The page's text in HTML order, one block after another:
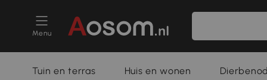
Menu
Tuin en terras Huis en wonen